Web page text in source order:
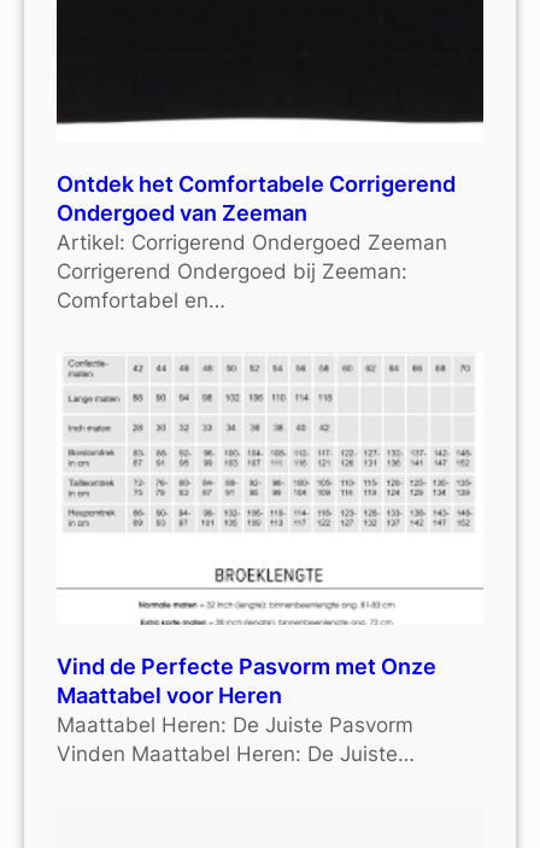
Ontdek het Comfortabele Corrigerend
Ondergoed van Zeeman
Artikel: Corrigerend Ondergoed Zeeman
Corrigerend Ondergoed bij Zeeman:
Comfortabel en…
Vind de Perfecte Pasvorm met Onze
Maattabel voor Heren
Maattabel Heren: De Juiste Pasvorm
Vinden Maattabel Heren: De Juiste…